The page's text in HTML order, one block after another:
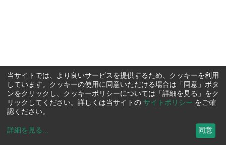
当サイトでは、より良いサービスを提供するため、クッキーを利用
しています。クッキーの使用に同意いただける場合は「同意」ボタ
ンをクリックし、クッキーポリシーについては「詳細を見る」をク
リックしてください。詳しくは当サイトの サイトポリシー をご確
認ください。
詳細を見る ... 同意